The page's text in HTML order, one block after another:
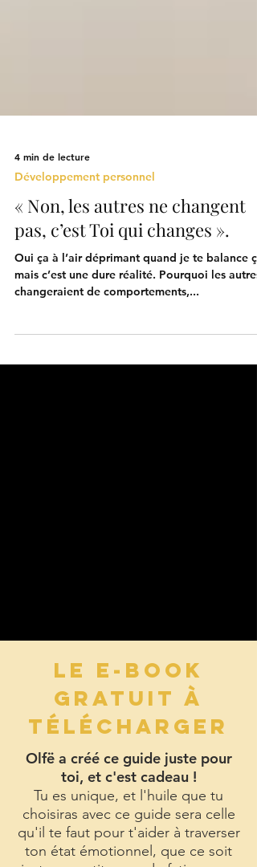
Développement personnel
« Non, les autres ne changent
pas, c’est Toi qui changes ».
Oui ça à l’air déprimant quand je te balance
LE E-BOOK
GRATUIT À
TÉLÉCHARGER
Olfë a créé ce guide juste pour
toi, et c'est cadeau !
Tu es unique, et l'huile que tu
choisiras avec ce guide sera celle